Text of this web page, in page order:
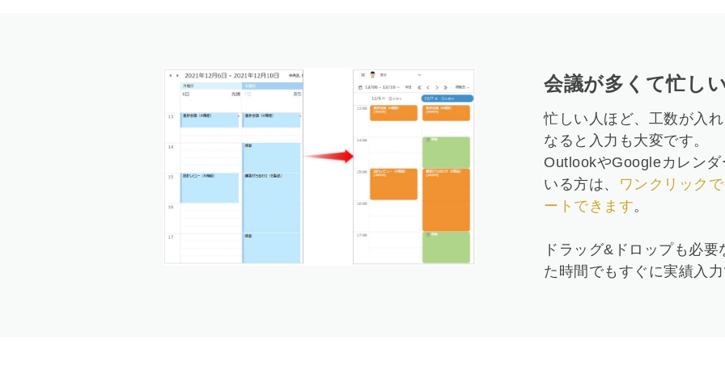
会議が多くて忙し
忙しい人ほど、工数が入
なると入力も大変です。
OutlookやGoogleカレン
いる方は、
ワンクリック
ートできます。
ドラッグ&ドロップも必
た時間でもすぐに実績入